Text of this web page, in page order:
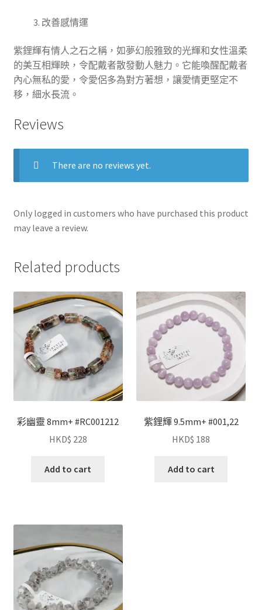
改善感情運
紫鋰輝有情人之石之稱，如夢幻般雅致的光輝和女性溫柔
的美互相輝映，令配戴者散發動人魅力。它能喚醒配戴者
內心無私的愛，令愛侶多為對方著想，讓愛情更堅定不
移，細水長流。
Reviews
There are no reviews yet.
Only logged in customers who have purchased this product
may leave a review.
Related products
彩幽靈 8mm+ #RC001212
HKD$ 228
Add to cart
紫鋰輝 9.5mm+ #001,22
HKD$ 188
Add to cart